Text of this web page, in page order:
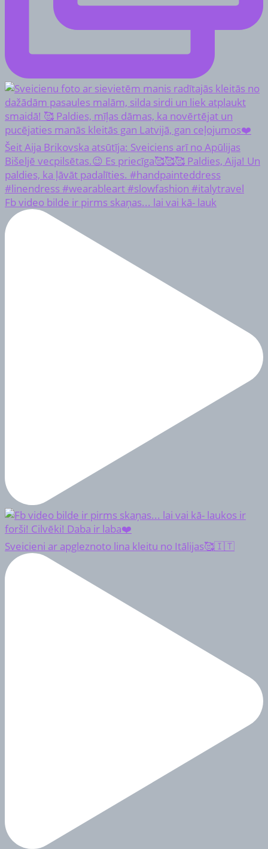
Fb video bilde ir pirms skaņas... lai vai kā- lauk
Sveicieni ar apgleznoto lina kleitu no Itālijas🥰🇮🇹